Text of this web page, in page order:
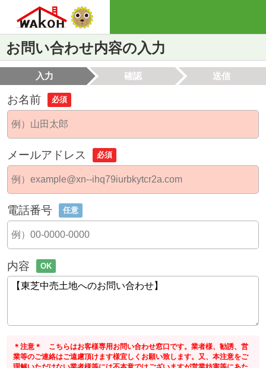
お問い合わせ内容の入力
入力 確認 送信
お名前 必須
メールアドレス 必須
電話番号 任意
内容 OK
＊注意＊ こちらはお客様専用お問い合わせ窓口です。業者様、勧誘、営
業等のご連絡はご遠慮頂けます様宜しくお願い致します。又、本注意をご